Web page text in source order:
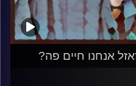
אנחנו חיים פה?